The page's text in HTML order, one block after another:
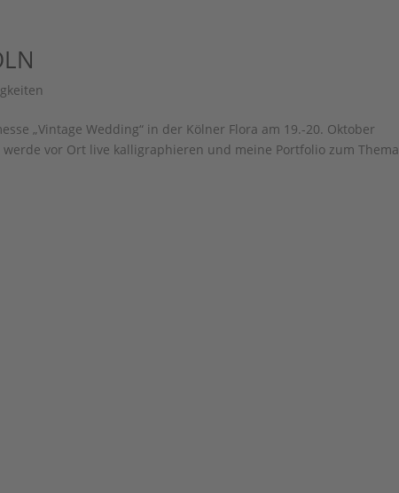
„Vintage Wedding“ in der Kölner Flora am 19.-20. Oktober
vor Ort live kalligraphieren und meine Portfolio zum Thema